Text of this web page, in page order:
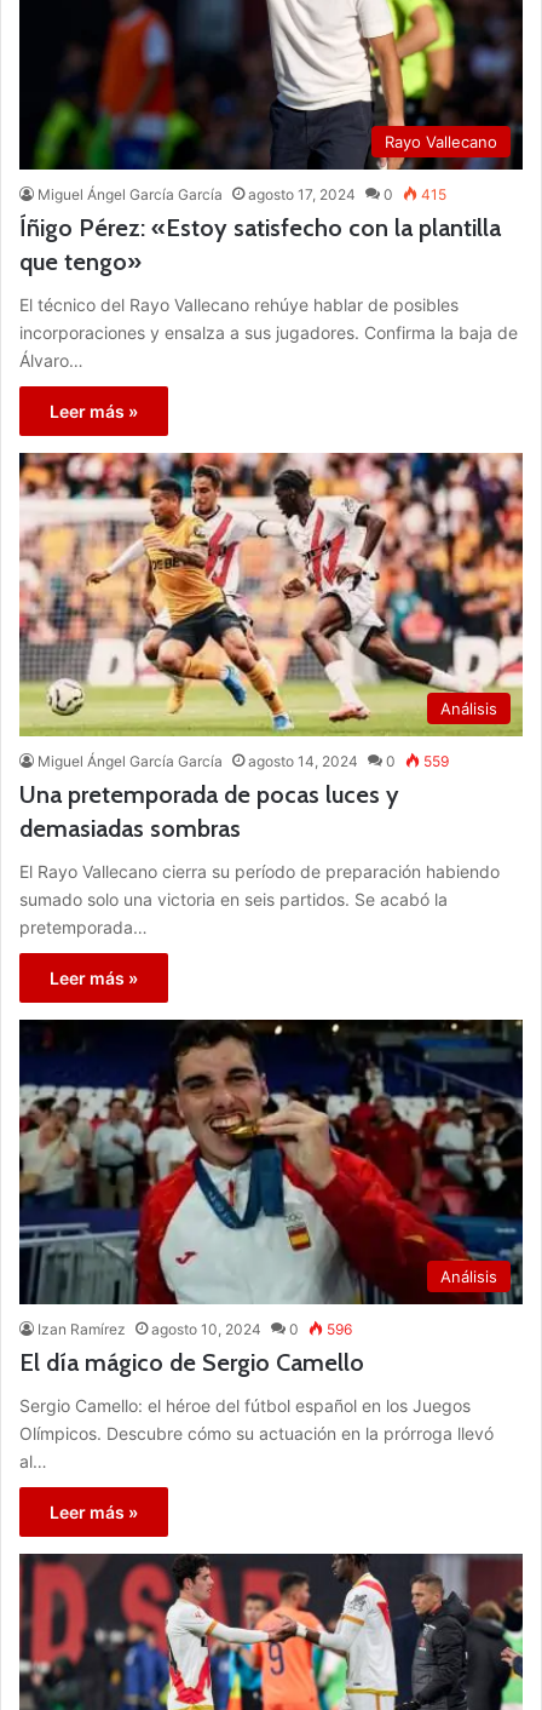
Rayo Vallecano
Miguel Ángel García García agosto 17, 2024 0 415
Íñigo Pérez: «Estoy satisfecho con la plantilla
que tengo»
El técnico del Rayo Vallecano rehúye hablar de posibles
incorporaciones y ensalza a sus jugadores. Confirma la baja de
Álvaro…
Leer más »
Análisis
Miguel Ángel García García agosto 14, 2024 0 559
Una pretemporada de pocas luces y
demasiadas sombras
El Rayo Vallecano cierra su período de preparación habiendo
sumado solo una victoria en seis partidos. Se acabó la
pretemporada…
Leer más »
Análisis
Izan Ramírez agosto 10, 2024 0 596
El día mágico de Sergio Camello
Sergio Camello: el héroe del fútbol español en los Juegos
Olímpicos. Descubre cómo su actuación en la prórroga llevó
al…
Leer más »